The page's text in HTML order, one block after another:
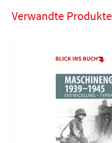
Verwandte Produkte